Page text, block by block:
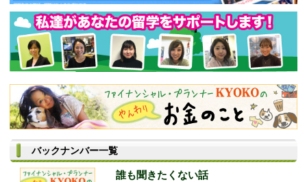
バックナンバー一覧
誰も聞きたくない話